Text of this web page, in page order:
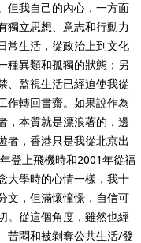
但我自己的內心，一方面
獨立思想、意志和行動力
常生活，從政治上到文化
種異類和孤獨的狀態；另
、監視生活已經迫使我從
作轉回書齋。如果說作為
，本質就是漂浪著的，邊
者，香港只是我從北京出
登上飛機時和2001年從福
大學時的心情一樣，我十
文，但滿懷憧憬，自信可
。從這個角度，雖然也經
苦悶和被剝奪公共生活/發